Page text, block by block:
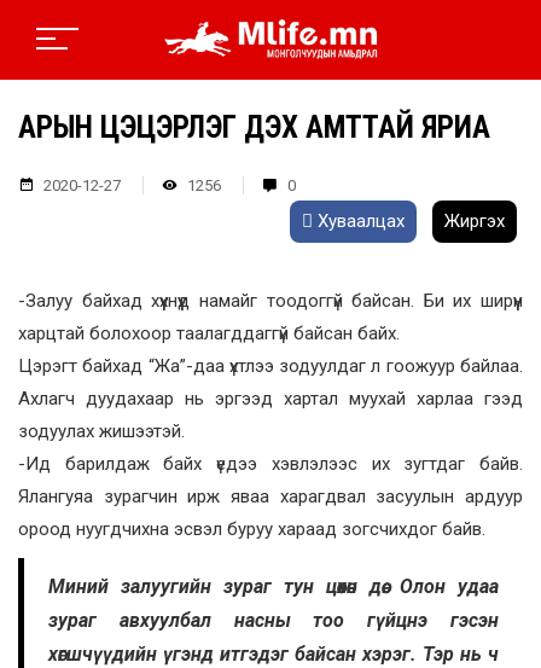
АРЫН ЦЭЦЭРЛЭГ ДЭХ АМТТАЙ ЯРИА
2020-12-27 1256 0
Хуваалцах Жиргэх
-Залуу байхад хүүхнүүд намайг тоодоггүй байсан. Би их ширүүн
харцтай болохоор таалагддаггүй байсан байх.
Цэрэгт байхад “Жа”-даа үхтлээ зодуулдаг л гоожуур байлаа.
Ахлагч дуудахаар нь эргээд хартал муухай харлаа гээд
зодуулах жишээтэй.
-Ид барилдаж байх үедээ хэвлэлээс их зугтдаг байв.
Ялангуяа зурагчин ирж яваа харагдвал засуулын ардуур
ороод нуугдчихна эсвэл буруу хараад зогсчихдог байв.
Миний залуугийн зураг тун цөөхөн дөө. Олон удаа
зураг авхуулбал насны тоо гүйцнэ гэсэн
хөгшчүүдийн үгэнд итгэдэг байсан хэрэг. Тэр нь ч